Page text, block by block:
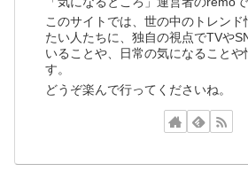
このサイトでは、世の中のトレンド
たい人たちに、独自の視点でTVや
いることや、日常の気になることや
す。
どうぞ楽んで行ってくださいね。